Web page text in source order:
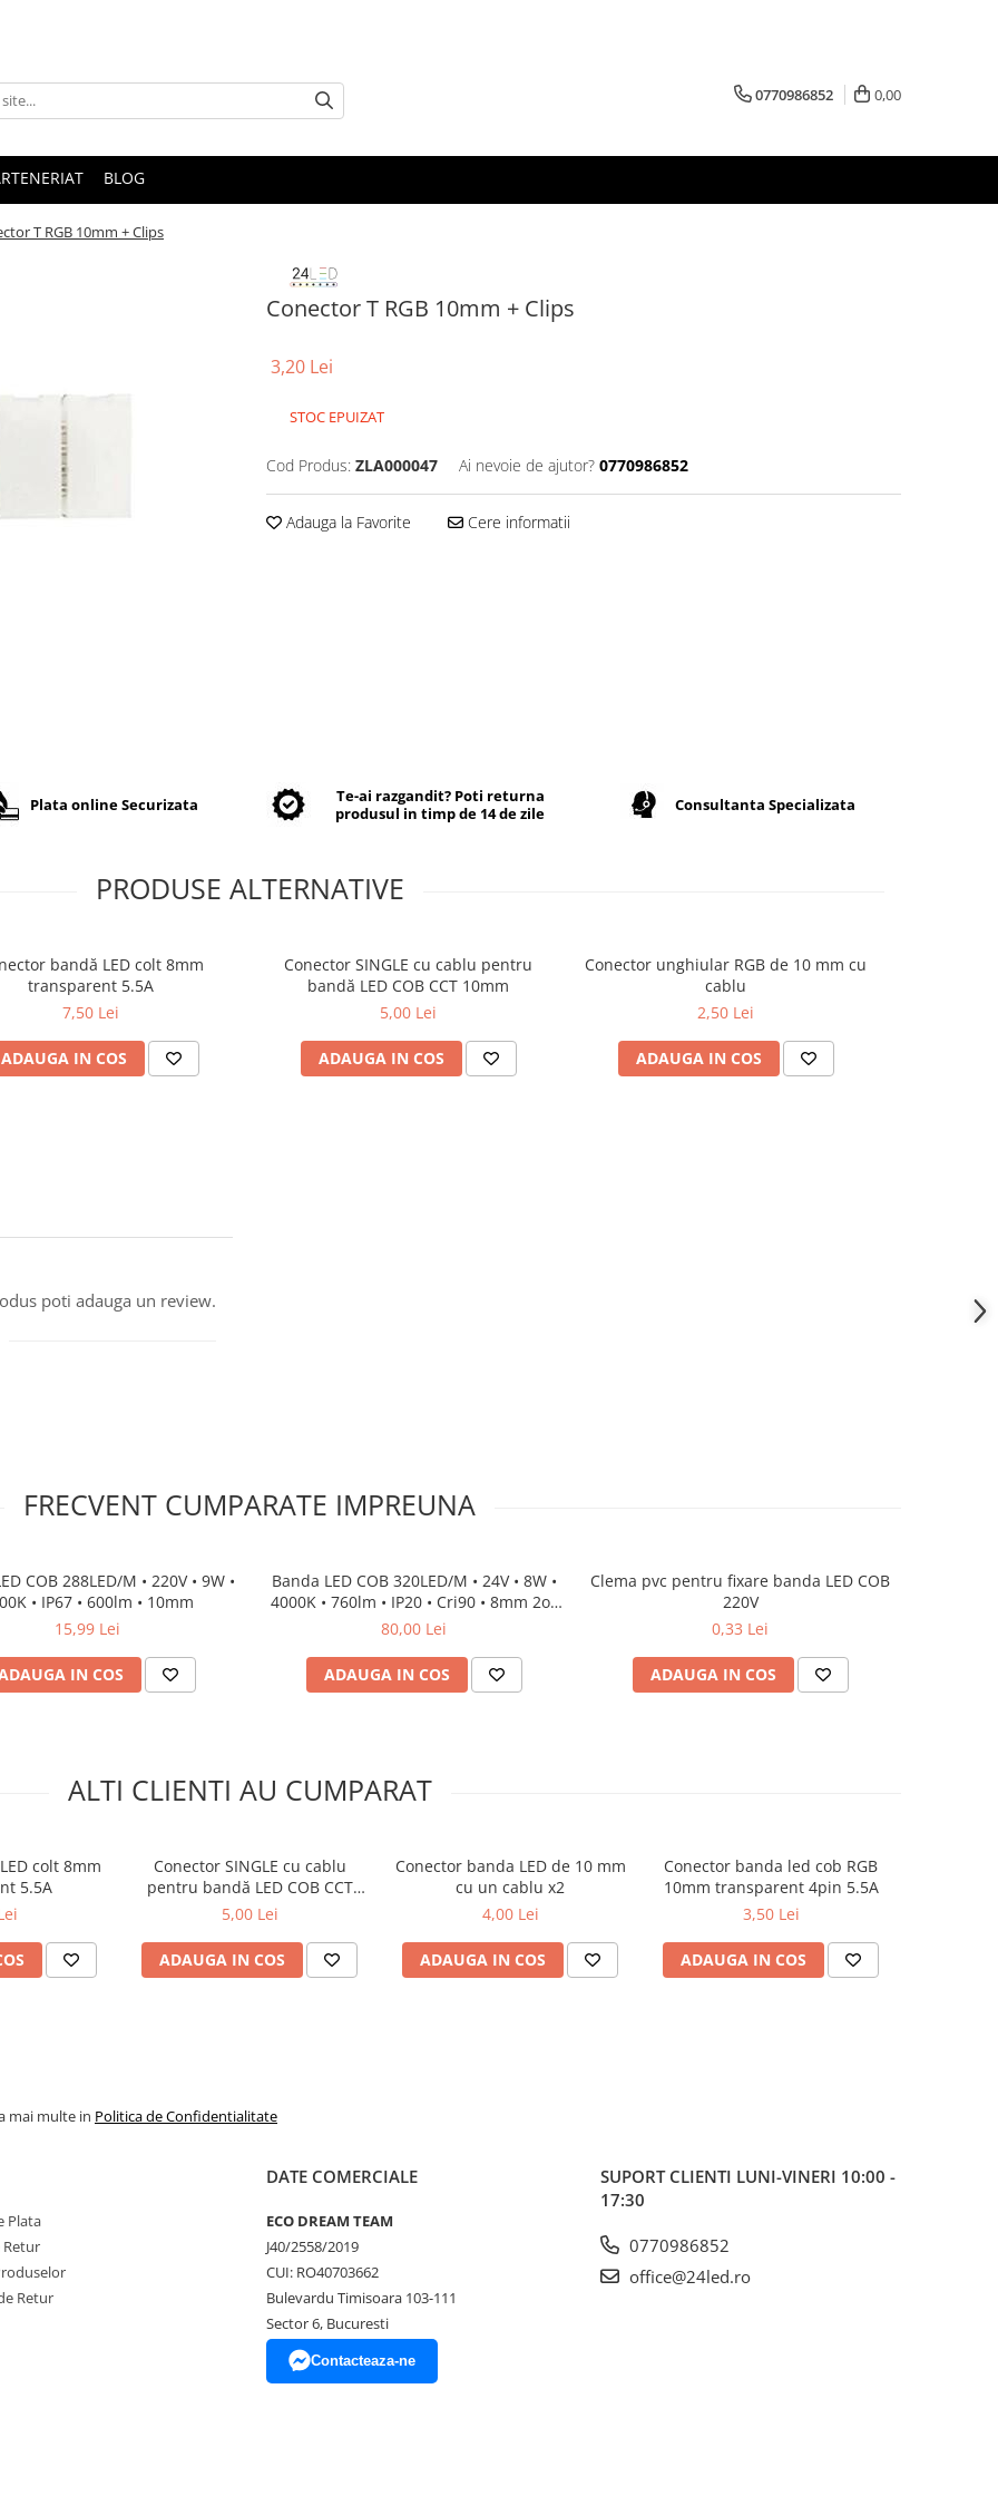
0770986852 0,00
BLOG
T RGB 10mm + Clips
Conector T RGB 10mm + Clips
3,20 Lei
STOC EPUIZAT
Cod Produs: ZLA000047 Ai nevoie de ajutor? 0770986852
Adauga la Favorite Cere informatii
Plata online Securizata
Te-ai razgandit? Poti returna
produsul in timp de 14 de zile
Consultanta Specializata
PRODUSE ALTERNATIVE
bandă LED colt 8mm
transparent 5.5A
7,50 Lei
ADAUGA IN COS
Conector SINGLE cu cablu pentru
bandă LED COB CCT 10mm
5,00 Lei
ADAUGA IN COS
Conector unghiular RGB de 10 mm cu
cablu
2,50 Lei
ADAUGA IN COS
poti adauga un review.
FRECVENT CUMPARATE IMPREUNA
COB 288LED/M • 220V • 9W •
• IP67 • 600lm • 10mm
15,99 Lei
IN COS
Banda LED COB 320LED/M • 24V • 8W •
4000K • 760lm • IP20 • Cri90 • 8mm 2oz
Cooper Versiune PRO
80,00 Lei
ADAUGA IN COS
Clema pvc pentru fixare banda LED COB
220V
0,33 Lei
ADAUGA IN COS
ALTI CLIENTI AU CUMPARAT
colt 8mm
5.5A
Conector SINGLE cu cablu
pentru bandă LED COB CCT
10mm
5,00 Lei
ADAUGA IN COS
Conector banda LED de 10 mm
cu un cablu x2
4,00 Lei
ADAUGA IN COS
Conector banda led cob RGB
10mm transparent 4pin 5.5A
3,50 Lei
ADAUGA IN COS
mai multe in Politica de Confidentialitate
Plata
Retur
Retur
DATE COMERCIALE
ECO DREAM TEAM
J40/2558/2019
CUI: RO40703662
Bulevardu Timisoara 103-111
Sector 6, Bucuresti
Contacteaza-ne
SUPORT CLIENTI LUNI-VINERI 10:00 -
17:30
0770986852
office@24led.ro